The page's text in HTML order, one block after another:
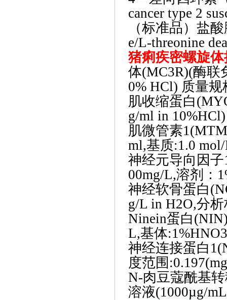
cancer type 2
（标准品）盐
e/L-threonine
猪痢疾密螺旋
体(MC3R)(酶联
0% HCl) 质量规
肌收缩蛋白
g/ml in
肌微管素
ml,基质:1.0
神经元导向因子
00mg/L,溶剂：
神经软骨蛋白
g/L in H2O,分
Ninein蛋白
L,基体
神经连接蛋白
度范围
N-肉豆蔻酰基
溶液(1000µg/